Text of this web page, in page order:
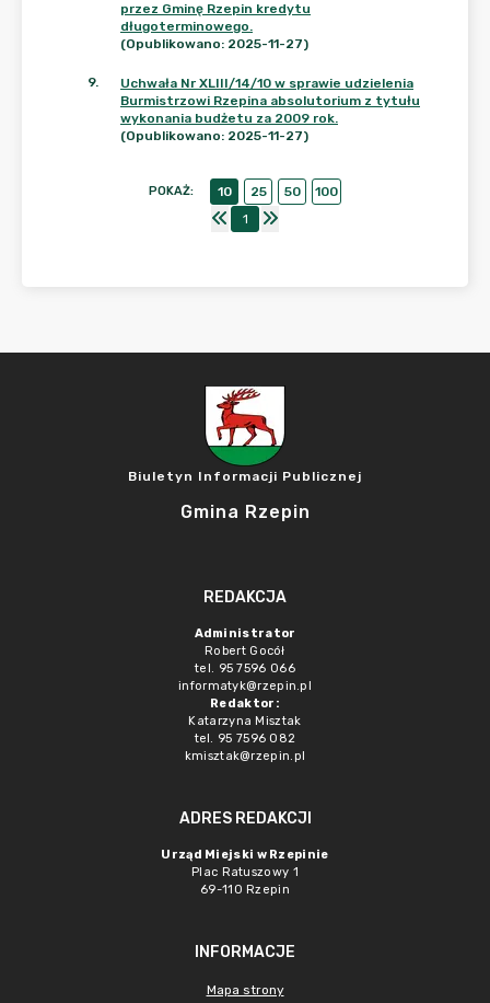
przez Gminę Rzepin kredytu
długoterminowego.
(Opublikowano: 2025-11-27)
9.
Uchwała Nr XLIII/14/10 w sprawie udzielenia
Burmistrzowi Rzepina absolutorium z tytułu
wykonania budżetu za 2009 rok.
(Opublikowano: 2025-11-27)
POKAŻ: 10 25 50
100
1
Biuletyn Informacji Publicznej
Gmina Rzepin
REDAKCJA
Administrator
Robert Gocół
tel. 95 7596 066
informatyk@rzepin.pl
Redaktor:
Katarzyna Misztak
tel. 95 7596 082
kmisztak@rzepin.pl
ADRES REDAKCJI
Urząd Miejski w Rzepinie
Plac Ratuszowy 1
69-110 Rzepin
INFORMACJE
Mapa strony